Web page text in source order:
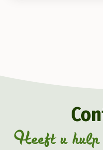
Heeft u hulp